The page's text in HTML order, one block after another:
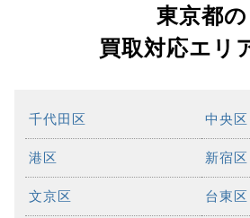
東京都の
買取対応エリ
千代田区 中央区
港区 新宿区
文京区 台東区